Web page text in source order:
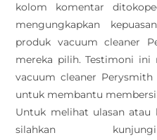
kolom komentar
mengungkapkan
produk vacuum cleaner
mereka pilih. Testimoni ini
vacuum cleaner
untuk membantu
Untuk melihat ulasan atau
silahkan